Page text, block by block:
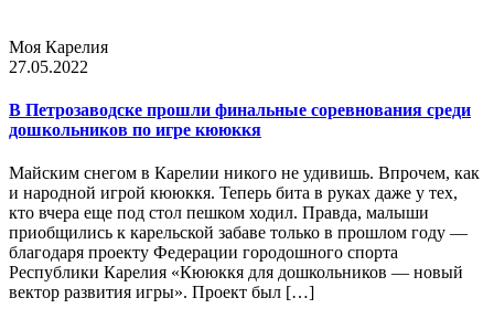
Моя Карелия
27.05.2022
В Петрозаводске прошли финальные соревнования среди
дошкольников по игре кююккя
Майским снегом в Карелии никого не удивишь. Впрочем, как
и народной игрой кююккя. Теперь бита в руках даже у тех,
кто вчера еще под стол пешком ходил. Правда, малыши
приобщились к карельской забаве только в прошлом году —
благодаря проекту Федерации городошного спорта
Республики Карелия «Кююккя для дошкольников — новый
вектор развития игры». Проект был […]